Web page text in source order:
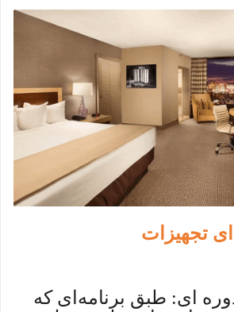
تجهیزات
ای: طبق برنامه‌ای که